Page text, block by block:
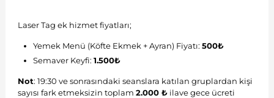
Laser Tag ek hizmet fiyatları;
Yemek Menü (Köfte Ekmek + Ayran) Fiyatı: 500₺
Semaver Keyfi: 1.500₺
Not: 19:30 ve sonrasındaki seanslara katılan gruplardan kişi
sayısı fark etmeksizin toplam 2.000 ₺ilave gece ücreti